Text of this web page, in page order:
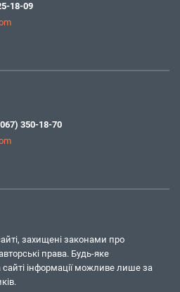
18-09
350-18-70
захищені законами про
права. Будь-яке
інформації можливе лише за